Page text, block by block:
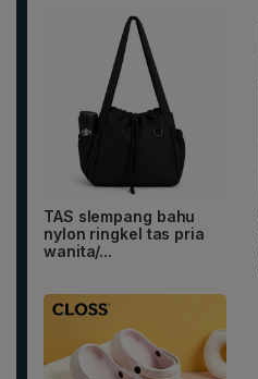
TAS slempang bahu
nylon ringkel tas pria
wanita/...